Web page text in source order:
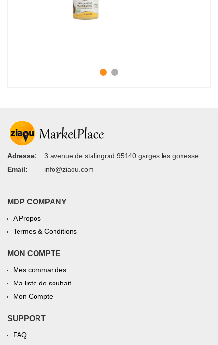
Adresse:
3 avenue de stalingrad 95140 garges les gonesse
Email:
info@ziaou.com
MDP COMPANY
A Propos
Termes & Conditions
MON COMPTE
Mes commandes
Ma liste de souhait
Mon Compte
SUPPORT
FAQ